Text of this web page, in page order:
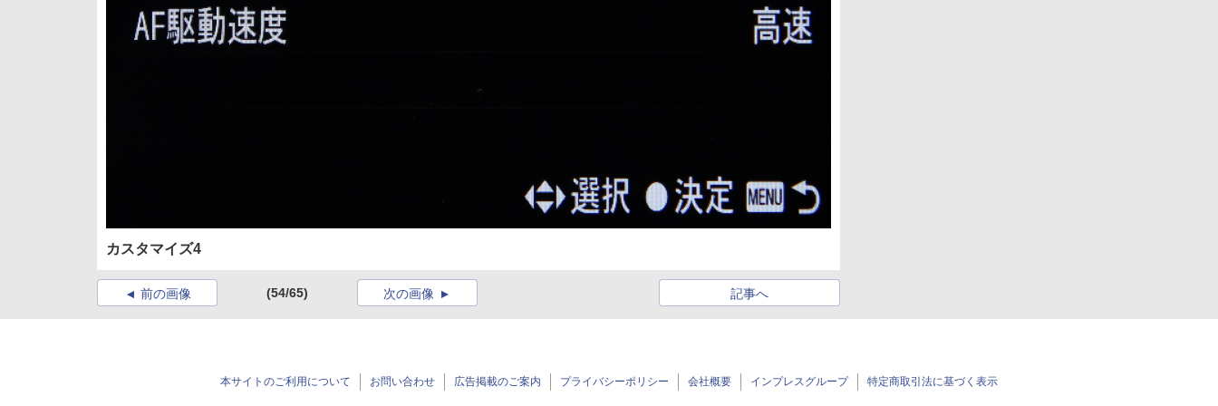
カスタマイズ4
前の画像 (54/65) 記事へ
次の画像
本サイトのご利用について お問い合わせ 広告掲載のご案内 プライバシーポリシー 会社概要 インプレスグループ 特定商取引法に基づく表示